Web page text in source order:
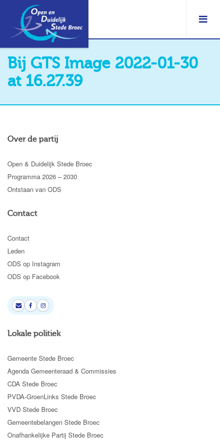
Bij GTS Image 2022-01-30
at 16.27.39
Over de partij
Open & Duidelijk Stede Broec
Programma 2026 – 2030
Ontstaan van ODS
Contact
Contact
Leden
ODS op Instagram
ODS op Facebook
Lokale politiek
Gemeente Stede Broec
Agenda Gemeenteraad & Commissies
CDA Stede Broec
PVDA-GroenLinks Stede Broec
VVD Stede Broec
Gemeentebelangen Stede Broec
Onafhankelijke Partij Stede Broec